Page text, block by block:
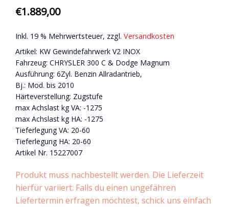
€1.889,00
Inkl. 19 % Mehrwertsteuer, zzgl. Versandkosten
Artikel: KW Gewindefahrwerk V2 INOX
Fahrzeug: CHRYSLER 300 C & Dodge Magnum
Ausführung: 6Zyl. Benzin Allradantrieb,
Bj.: Mod. bis 2010
Härteverstellung: Zugstufe
max Achslast kg VA: -1275
max Achslast kg HA: -1275
Tieferlegung VA: 20-60
Tieferlegung HA: 20-60
Artikel Nr. 15227007
Produkt muss nachbestellt werden. Die Lieferzeit
hierfür variiert. Falls du einen ungefähren
Liefertermin erfragen möchtest, schick uns einfach